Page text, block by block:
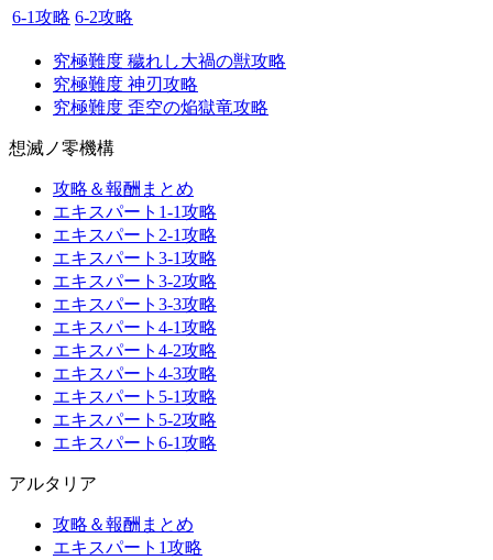
6-1攻略 6-2攻略
究極難度 穢れし大禍の獣攻略
究極難度 神刃攻略
究極難度 歪空の焔獄竜攻略
想滅ノ零機構
攻略＆報酬まとめ
エキスパート1-1攻略
エキスパート2-1攻略
エキスパート3-1攻略
エキスパート3-2攻略
エキスパート3-3攻略
エキスパート4-1攻略
エキスパート4-2攻略
エキスパート4-3攻略
エキスパート5-1攻略
エキスパート5-2攻略
エキスパート6-1攻略
アルタリア
攻略＆報酬まとめ
エキスパート1攻略